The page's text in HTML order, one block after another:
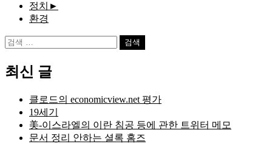
정치 ►
환경
검
최신 글
클로드의 economicview.net 평가
19세기
美-이스라엘의 이란 침공 등에 관한 트위터 메모
문서 정리 안하는 셜록 홈즈